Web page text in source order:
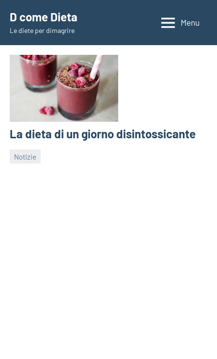
contenuto
D come Dieta
Le diete per dimagrire
Menu
La dieta di un giorno disintossicante
Notizie